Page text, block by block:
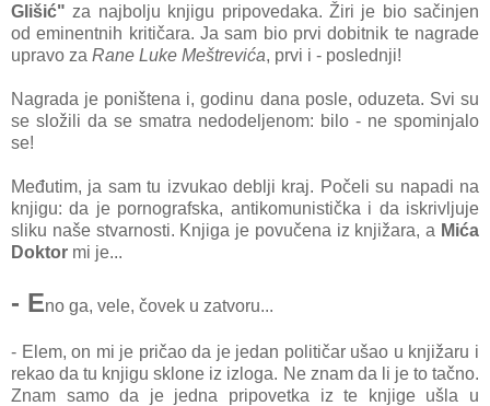
Glišić" za najbolju knjigu pripovedaka. Žiri je bio sačinjen
od eminentnih kritičara. Ja sam bio prvi dobitnik te nagrade
upravo za Rane Luke Meštrevića, prvi i - poslednji!
Nagrada je poništena i, godinu dana posle, oduzeta. Svi su
se složili da se smatra nedodeljenom: bilo - ne spominjalo
se!
Međutim, ja sam tu izvukao deblji kraj. Počeli su napadi na
knjigu: da je pornografska, antikomunistička i da iskrivljuje
sliku naše stvarnosti. Knjiga je povučena iz knjižara, a Mića
Doktor mi je...
- Eno ga, vele, čovek u zatvoru...
- Elem, on mi je pričao da je jedan političar ušao u knjižaru i
rekao da tu knjigu sklone iz izloga. Ne znam da li je to tačno.
Znam samo da je jedna pripovetka iz te knjige ušla u